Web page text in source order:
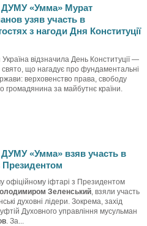
ДУМУ «Умма» Мурат
узяв участь в
з нагоди Дня Конституції
відзначила День Конституції —
що нагадує про фундаментальні
верховенство права, свободу
громадянина за майбутнє країни.
«Умма» взяв участь в
Президентом
офіційному іфтарі з Президентом
Зеленський , взяли участь
духовні лідери. Зокрема, захід
Духовного управління мусульман
. За...